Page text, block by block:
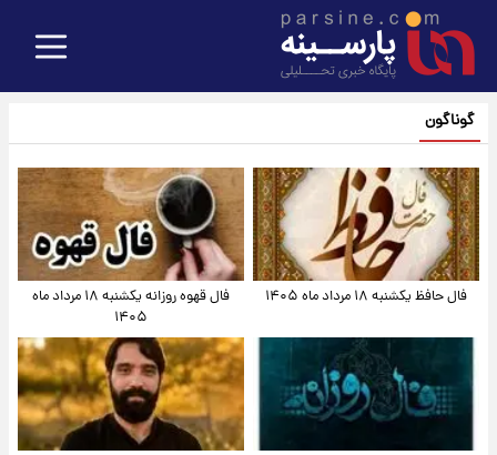
گوناگون
فال حافظ یکشنبه ۱۸ مرداد ماه ۱۴۰۵
فال قهوه روزانه یکشنبه ۱۸ مرداد ماه
۱۴۰۵